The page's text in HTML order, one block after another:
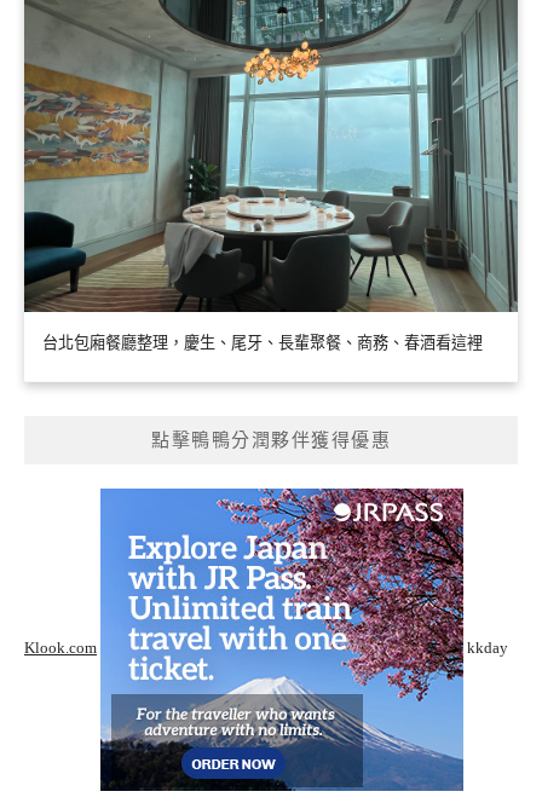
台北包廂餐廳整理，慶生、尾牙、長輩聚餐、商務、春酒看這裡
點擊鴨鴨分潤夥伴獲得優惠
Klook.com kkday